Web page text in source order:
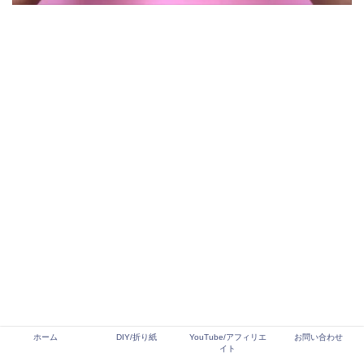
ホーム DIY/折り紙
YouTube/アフィリエ
イト
お問い合わせ